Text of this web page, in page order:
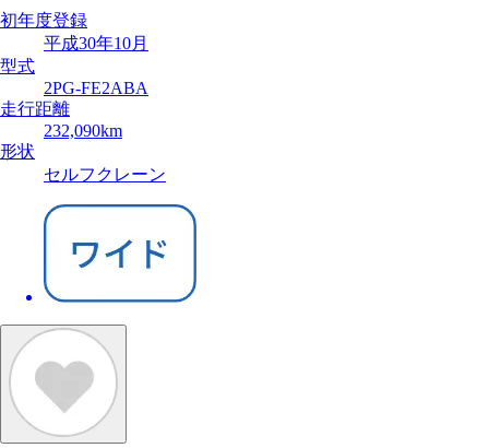
初年度登録
平成30年10月
型式
2PG-FE2ABA
走行距離
232,090km
形状
セルフクレーン